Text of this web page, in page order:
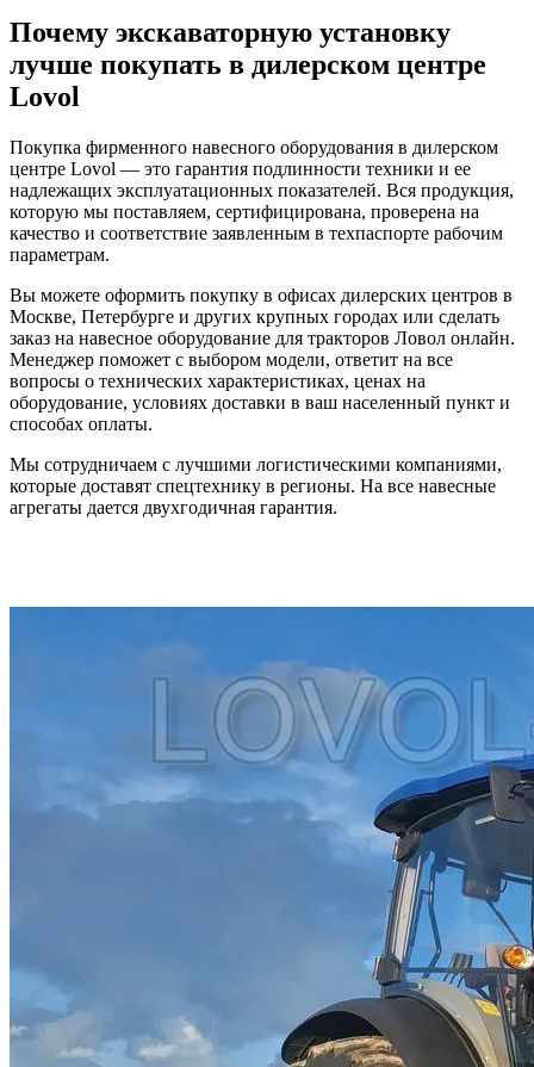
Почему экскаваторную установку
лучше покупать в дилерском центре
Lovol
Покупка фирменного навесного оборудования в дилерском
центре Lovol — это гарантия подлинности техники и ее
надлежащих эксплуатационных показателей. Вся продукция,
которую мы поставляем, сертифицирована, проверена на
качество и соответствие заявленным в техпаспорте рабочим
параметрам.
Вы можете оформить покупку в офисах дилерских центров в
Москве, Петербурге и других крупных городах или сделать
заказ на навесное оборудование для тракторов Ловол онлайн.
Менеджер поможет с выбором модели, ответит на все
вопросы о технических характеристиках, ценах на
оборудование, условиях доставки в ваш населенный пункт и
способах оплаты.
Мы сотрудничаем с лучшими логистическими компаниями,
которые доставят спецтехнику в регионы. На все навесные
агрегаты дается двухгодичная гарантия.